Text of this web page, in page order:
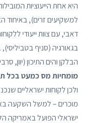
למשקיעים זרים), באיחוד
דאבי, עם צוות ייעודי
בגאורגיה (סניף
הבלקן והים התיכון (יוון,
מומחיות מס כמעט בכל
ולכן לקוחות ישראליים
מוכרים – למשל השקעה